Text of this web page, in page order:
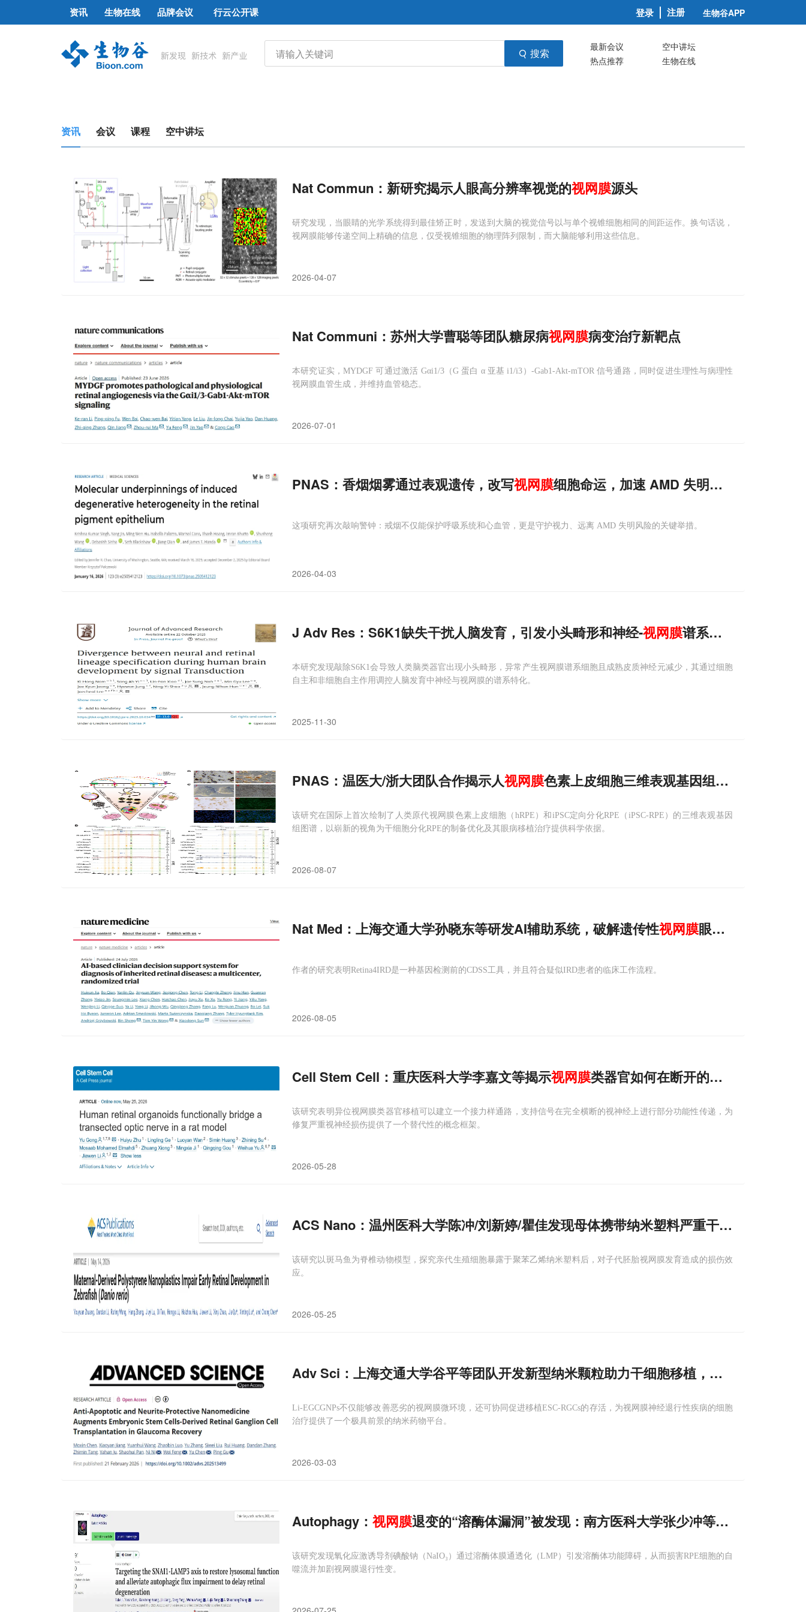
资讯 生物在线 品牌会议 行云公开课 登录 注册 生物谷APP
搜索 最新会议
空中讲坛
热点推荐
生物在线
资讯 会议 课程 空中讲坛
Nat Commun：新研究揭示人眼高分辨率视觉的视网膜源头
研究发现，当眼睛的光学系统得到最佳矫正时，发送到大脑的视觉信号以与单个视锥细胞相同的间距运作。换句话说，
视网膜能够传递空间上精确的信息，仅受视锥细胞的物理阵列限制，而大脑能够利用这些信息。
2026-04-07
Nat Communi：苏州大学曹聪等团队糖尿病视网膜病变治疗新靶点
本研究证实，MYDGF 可通过激活 Gαi1/3（G 蛋白 α 亚基 i1/i3）-Gab1-Akt-mTOR 信号通路，同时促进生理性与病理性
视网膜血管生成，并维持血管稳态。
2026-07-01
PNAS：香烟烟雾通过表观遗传，改写视网膜细胞命运，加速 AMD 失明风险
这项研究再次敲响警钟：戒烟不仅能保护呼吸系统和心血管，更是守护视力、远离 AMD 失明风险的关键举措。
2026-04-03
J Adv Res：S6K1缺失干扰人脑发育，引发小头畸形和神经-视网膜谱系异常
本研究发现敲除S6K1会导致人类脑类器官出现小头畸形，异常产生视网膜谱系细胞且成熟皮质神经元减少，其通过细胞
自主和非细胞自主作用调控人脑发育中神经与视网膜的谱系特化。
2025-11-30
PNAS：温医大/浙大团队合作揭示人视网膜色素上皮细胞三维表观基因组特征
该研究在国际上首次绘制了人类原代视网膜色素上皮细胞（hRPE）和iPSC定向分化RPE（iPSC-RPE）的三维表观基因
组图谱，以崭新的视角为干细胞分化RPE的制备优化及其眼病移植治疗提供科学依据。
2026-08-07
Nat Med：上海交通大学孙晓东等研发AI辅助系统，破解遗传性视网膜眼病诊断难题
作者的研究表明Retina4IRD是一种基因检测前的CDSS工具，并且符合疑似IRD患者的临床工作流程。
2026-08-05
Cell Stem Cell：重庆医科大学李嘉文等揭示视网膜类器官如何在断开的视神经中“架桥”
该研究表明异位视网膜类器官移植可以建立一个接力样通路，支持信号在完全横断的视神经上进行部分功能性传递，为
修复严重视神经损伤提供了一个替代性的概念框架。
2026-05-28
ACS Nano：温州医科大学陈冲/刘新婷/瞿佳发现母体携带纳米塑料严重干扰子代斑马鱼
该研究以斑马鱼为脊椎动物模型，探究亲代生殖细胞暴露于聚苯乙烯纳米塑料后，对子代胚胎视网膜发育造成的损伤效
应。
2026-05-25
Adv Sci：上海交通大学谷平等团队开发新型纳米颗粒助力干细胞移植，显著提升
Li‑EGCGNPs不仅能够改善恶劣的视网膜微环境，还可协同促进移植ESC‑RGCs的存活，为视网膜神经退行性疾病的细胞
治疗提供了一个极具前景的纳米药物平台。
2026-03-03
Autophagy： 视网膜退变的“溶酶体漏洞”被发现：南方医科大学张少冲等发现SNAI1-
该研究发现氧化应激诱导剂碘酸钠（NaIO₃）通过溶酶体膜通透化（LMP）引发溶酶体功能障碍，从而损害RPE细胞的自
噬流并加剧视网膜退行性变。